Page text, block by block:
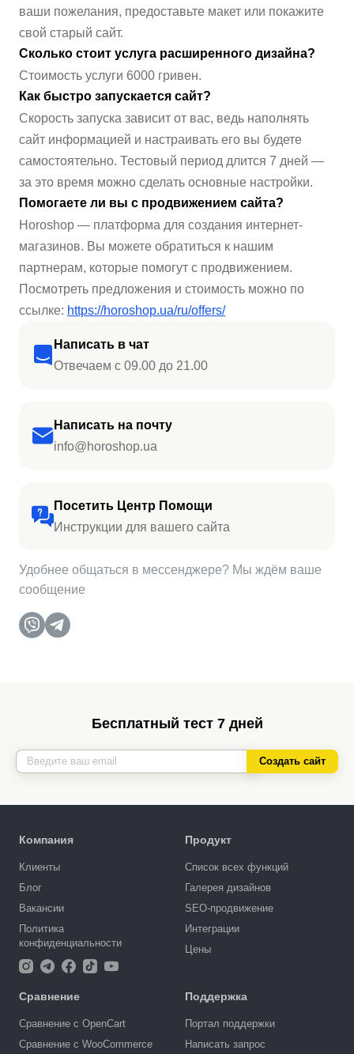
Написать в чат
Отвечаем с 09.00 до 21.00
Написать на почту
info@horoshop.ua
Посетить Центр Помощи
Инструкции для вашего сайта
Удобнее общаться в мессенджере? Мы ждём ваше
сообщение
ваши пожелания, предоставьте макет или покажите
свой старый сайт.
Сколько стоит услуга расширенного дизайна?
Стоимость услуги 6000 гривен.
Как быстро запускается сайт?
Скорость запуска зависит от вас, ведь наполнять
сайт информацией и настраивать его вы будете
самостоятельно. Тестовый период длится 7 дней —
за это время можно сделать основные настройки.
Помогаете ли вы с продвижением сайта?
Horoshop — платформа для создания интернет-
магазинов. Вы можете обратиться к нашим
партнерам, которые помогут с продвижением.
Посмотреть предложения и стоимость можно по
ссылке: https://horoshop.ua/ru/offers/
Бесплатный тест 7 дней
Создать сайт
Компания
Клиенты
Блог
Вакансии
Политика
конфиденциальности
Продукт
Список всех функций
Галерея дизайнов
SEO-продвижение
Интеграции
Цены
Сравнение
Сравнение с OpenCart
Сравнение с WooCommerce
Поддержка
Портал поддержки
Написать запрос